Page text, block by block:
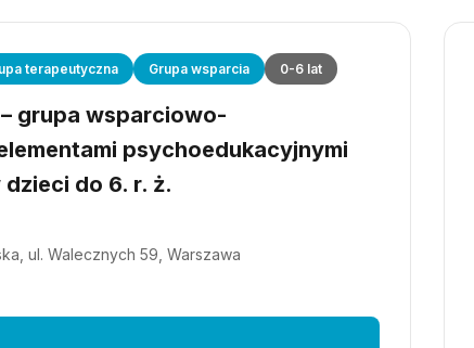
terapeutyczna Grupa wsparcia 0-6 lat
grupa wsparciowo-
psychoedukacyjnymi
do 6. r. ż.
ul. Walecznych 59, Warszawa